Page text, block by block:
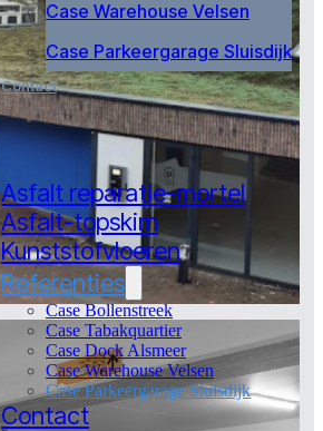
Case Warehouse Velsen
Case Parkeergarage Sluisdijk
Contact
Asfalt reparatie-mortel
Asfalt-topskim
Kunststofvloeren
Referenties
Case Bollenstreek
Case Tabakquartier
Case Dock Alsmeer
Case Warehouse Velsen
Case Parkeergarage Sluisdijk
Contact